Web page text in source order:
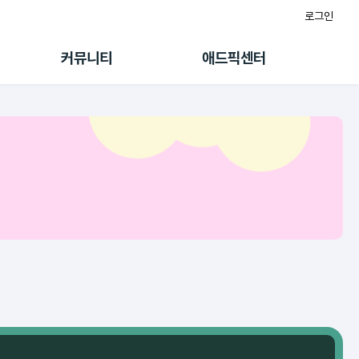
로그인
커뮤니티 애드픽센터
랭킹
초대보너스
수익 Live
멤버십 센터
마이도메인